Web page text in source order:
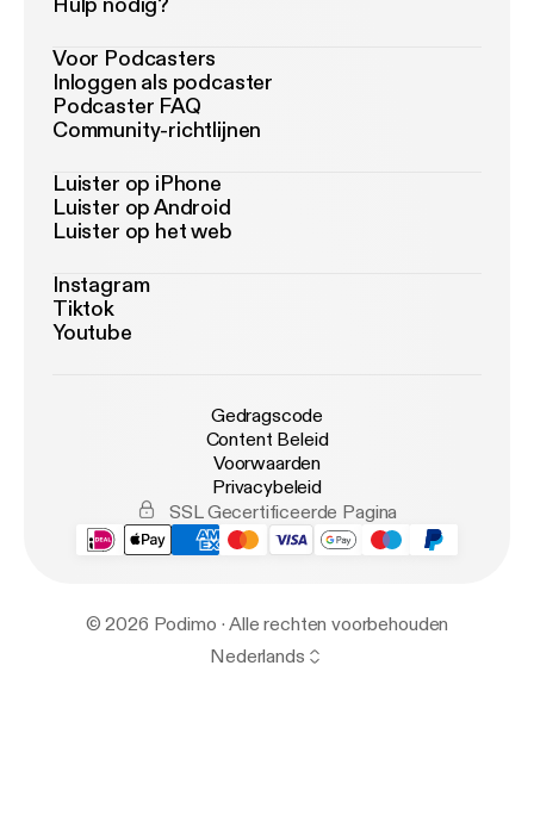
Voor Podcasters
Inloggen als podcaster
Podcaster FAQ
Community-richtlijnen
Luister op iPhone
Luister op Android
Luister op het web
Instagram
Tiktok
Youtube
Gedragscode
Content Beleid
Voorwaarden
Privacybeleid
SSL Gecertificeerde Pagina
© 2026 Podimo · Alle rechten voorbehouden
Nederlands